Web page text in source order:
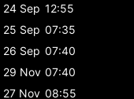
24 Sep 12:55
25 Sep 07:35
26 Sep 07:40
29 Nov 07:40
27 Nov 08:55